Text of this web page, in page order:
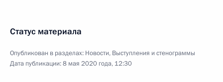
Статус материала
Опубликован в разделах: Новости, Выступления и стенограммы
Дата публикации:8 мая 2020 года, 12:30